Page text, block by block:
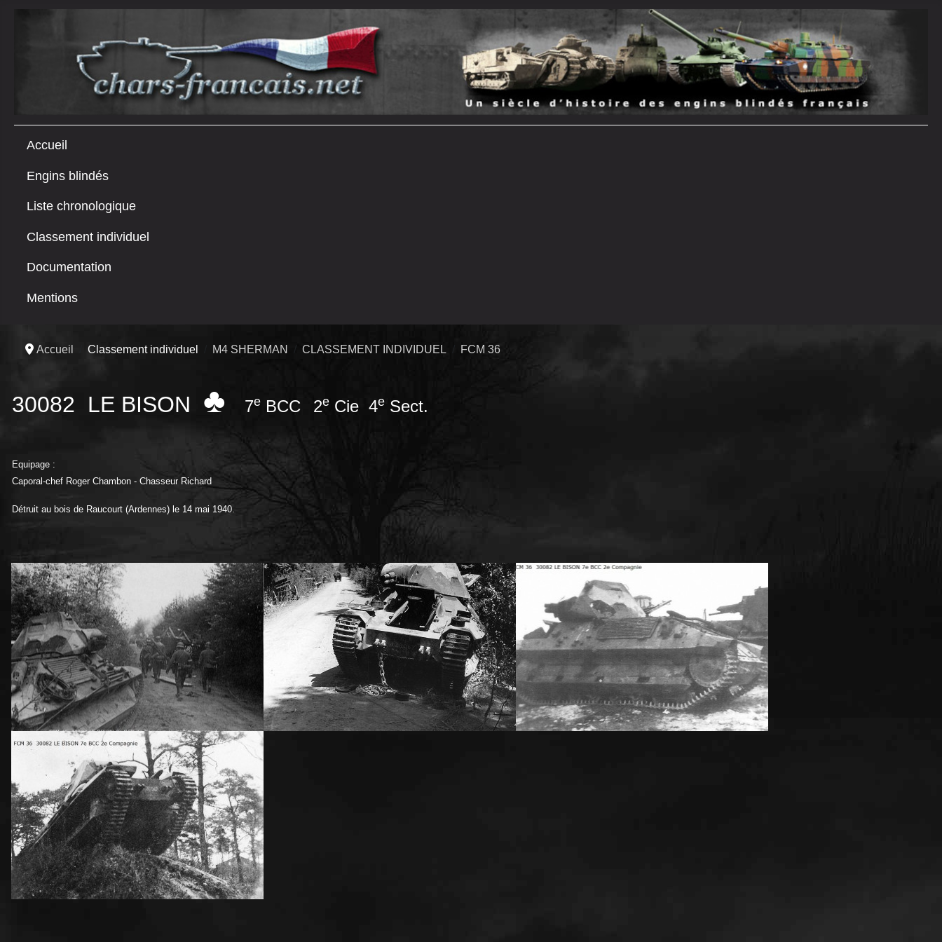
Accueil
Engins blindés
Liste chronologique
Classement individuel
Documentation
Mentions
Accueil Classement individuel M4 SHERMAN CLASSEMENT INDIVIDUEL FCM 36
30082 LE BISON ♣ 7e BCC 2e Cie 4e Sect.
Equipage :
Caporal-chef Roger Chambon - Chasseur Richard
Détruit au bois de Raucourt (Ardennes) le 14 mai 1940.